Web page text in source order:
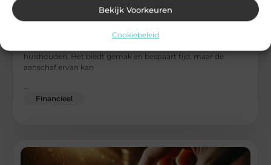
Bekijk Voorkeuren
Cookiebeleid
Wasmachine op afbetaling: Alles wat je moet
weten
huishouden. Het biedt gemak en bespaart tijd, maar de
aanschaf ervan kan
Financieel